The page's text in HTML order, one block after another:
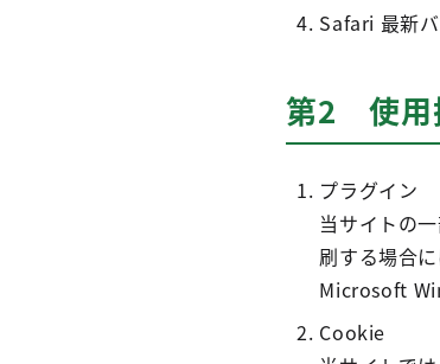
Safari 最新
第2 使用
プラグイン
当サイトの
刷する場合
Microsoft
Cookie